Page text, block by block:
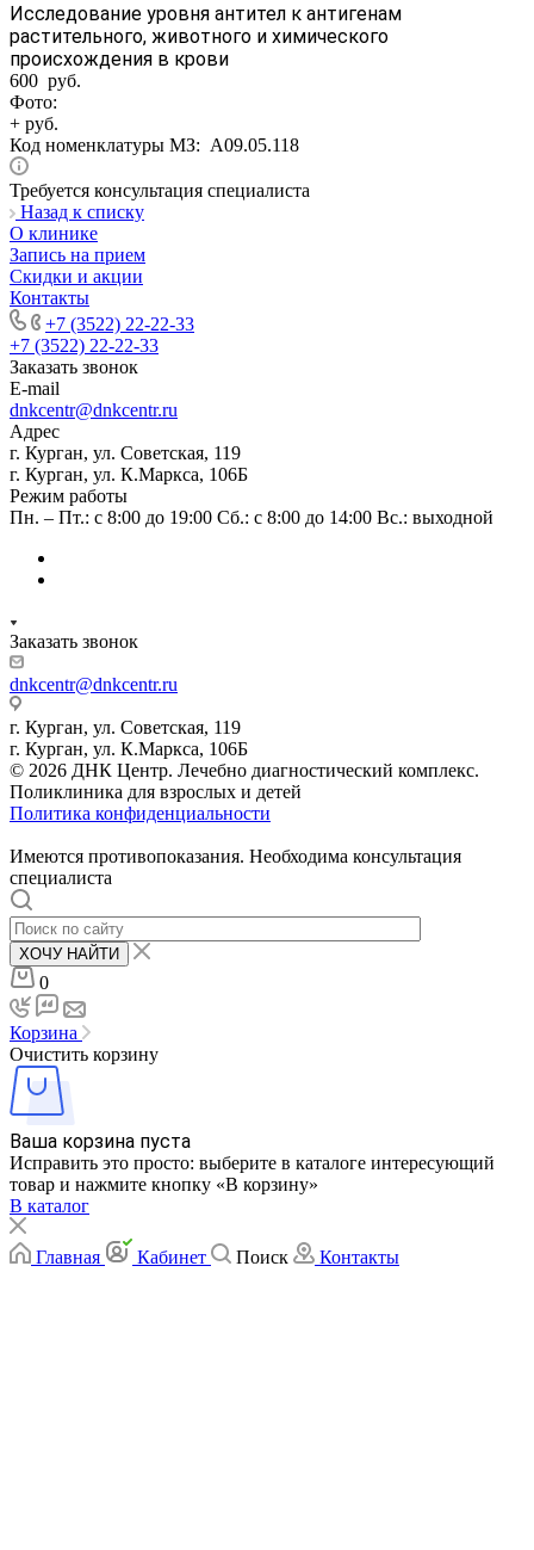
Исследование уровня антител к антигенам
растительного, животного и химического
происхождения в крови
600 руб.
Фото:
+ руб.
Код номенклатуры МЗ: A09.05.118
Требуется консультация специалиста
Назад к списку
О клинике
Запись на прием
Скидки и акции
Контакты
+7 (3522) 22-22-33
+7 (3522) 22-22-33
Заказать звонок
E-mail
dnkcentr@dnkcentr.ru
Адрес
г. Курган, ул. Советская, 119
г. Курган, ул. К.Маркса, 106Б
Режим работы
Пн. – Пт.: с 8:00 до 19:00 Сб.: с 8:00 до 14:00 Вс.: выходной
Заказать звонок
dnkcentr@dnkcentr.ru
г. Курган, ул. Советская, 119
г. Курган, ул. К.Маркса, 106Б
© 2026 ДНК Центр. Лечебно диагностический комплекс.
Поликлиника для взрослых и детей
Политика конфиденциальности
Имеются противопоказания. Необходима консультация
специалиста
ХОЧУ НАЙТИ
0
Корзина
Очистить корзину
Ваша корзина пуста
Исправить это просто: выберите в каталоге интересующий
товар и нажмите кнопку «В корзину»
В каталог
Главная Кабинет Поиск Контакты